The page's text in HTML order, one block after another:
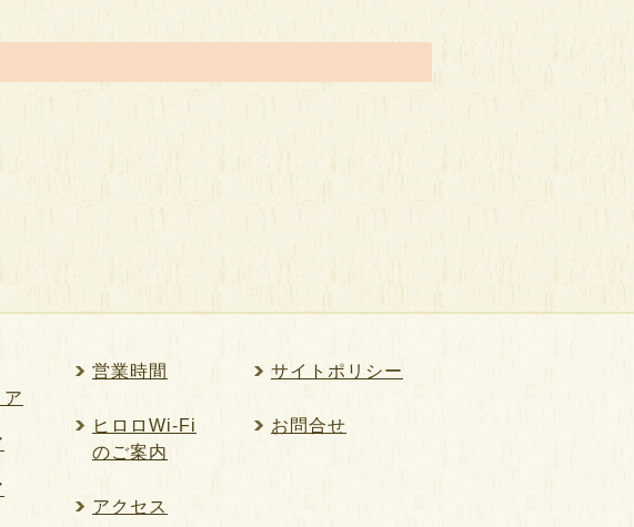
営業時間
ヒロロWi-Fi
のご案内
アクセス
サイトポリシー
お問合せ